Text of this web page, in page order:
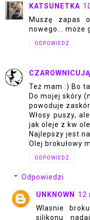
KATSUNETKA
Muszę zapas
nowego... może
ODPOWIEDZ
Też mam :) Bo
Do mojej skóry
powoduje
Włosy puszy,
jak oleje z kw
Najlepszy jest
Olej brokułowy
ODPOWIEDZ
Odpowiedzi
UNKNOWN
12
Wlasnie
silikonu